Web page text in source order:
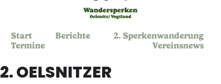
Start Berichte
2. Sperkenwanderung
Termine
Vereinsnews
2. OELSNITZER